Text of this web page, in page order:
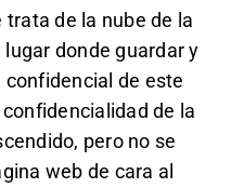
trata de la nube de la
donde guardar y
de este
de la
pero no se
web de cara al